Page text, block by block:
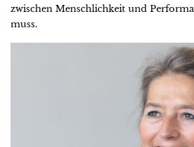
zwischen Menschlichkeit und
muss.